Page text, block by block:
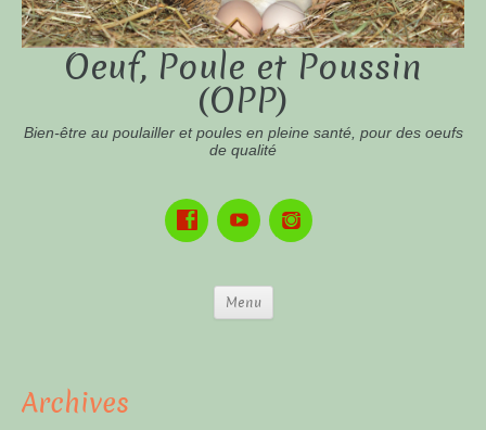
Oeuf, Poule et Poussin
(OPP)
Bien-être au poulailler et poules en pleine santé, pour des oeufs
de qualité
Menu
Archives